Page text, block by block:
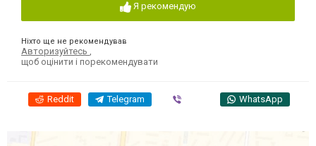
Я рекомендую
Ніхто ще не рекомендував
Авторизуйтесь
щоб оцінити і порекомендувати
Reddit Telegram WhatsApp